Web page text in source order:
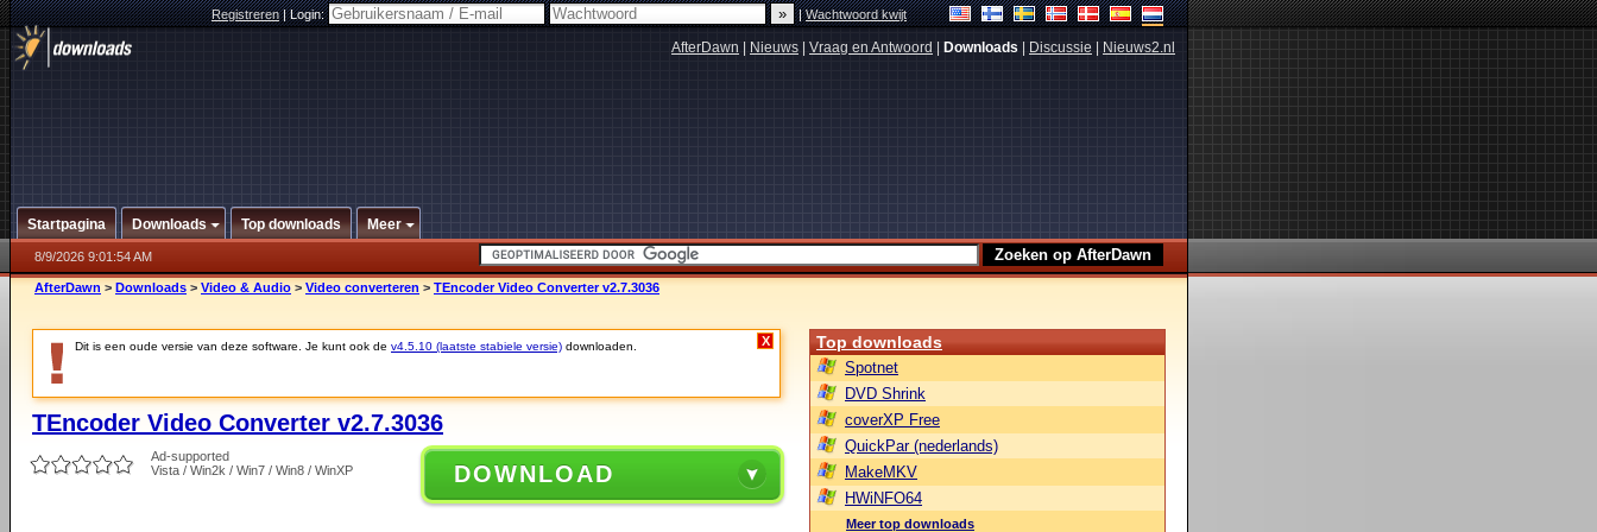
Registreren|Login: |Wachtwoord kwijt
AfterDawn Nieuws Vraag en Antwoord Downloads Discussie Nieuws2.nl
Startpagina Downloads Top downloads Meer
8/9/2026 9:01:54 AM
AfterDawn > Downloads > Video & Audio > Video converteren > TEncoder Video Converter v2.7.3036
Dit is een oude versie van deze software. Je kunt ook de v4.5.10 (laatste stabiele versie) downloaden. X
TEncoder Video Converter v2.7.3036
Ad-supported
Vista / Win2k / Win7 / Win8 / WinXP
DOWNLOAD
Top downloads
Spotnet
DVD Shrink
coverXP Free
QuickPar (nederlands)
MakeMKV
HWiNFO64
Meer top downloads